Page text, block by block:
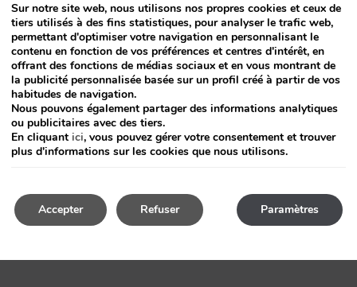
Cylcing Friendly, une entreprise
à Majorque, l’hôtel Es Blau Des
de tous les services que pourraient
cyclistes!
Routes
Nutrition
Sur notre site web, nous utilisons nos propres cookies et ceux de
tiers utilisés à des fins statistiques, pour analyser le trafic web,
permettant d'optimiser votre navigation en personnalisant le
contenu en fonction de vos préférences et centres d'intérêt, en
offrant des fonctions de médias sociaux et en vous montrant de
la publicité personnalisée basée sur un profil créé à partir de vos
habitudes de navigation.
Nous pouvons également partager des informations analytiques
ou publicitaires avec des tiers.
En cliquant ici, vous pouvez gérer votre consentement et trouver
plus d'informations sur les cookies que nous utilisons.
Accepter Paramètres
Refuser